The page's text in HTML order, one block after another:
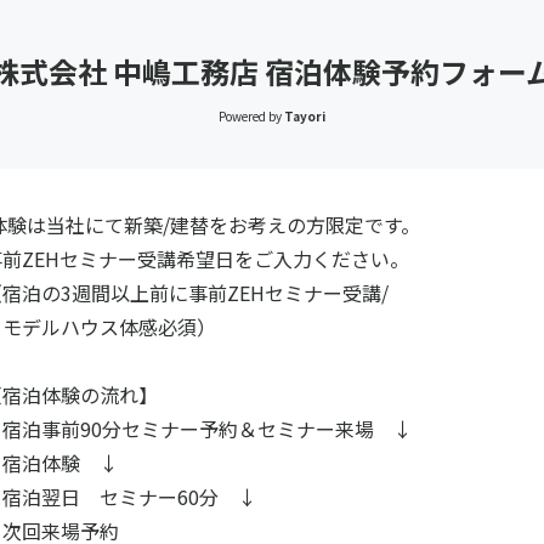
式会社 中嶋工務店 宿泊体験予約フォー
Powered by Tayori
社にて新築/建替をお考えの方限定です。
ミナー受講希望日をご入力ください。
間以上前に事前ZEHセミナー受講/
ウス体感必須）
験の流れ】
90分セミナー予約＆セミナー来場 ↓
体験 ↓
日 セミナー60分 ↓
場予約